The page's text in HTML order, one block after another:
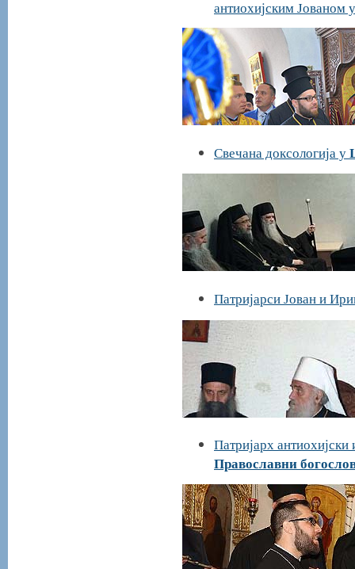
антиохијским Јованом
Свечана доксологија у
Патријарси Јован и
Патријарх антиохијски
Православни